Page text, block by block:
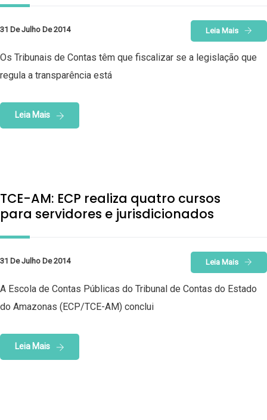
31 De Julho De 2014 Leia Mais
Os Tribunais de Contas têm que fiscalizar se a legislação que
regula a transparência está
Leia Mais
TCE-AM: ECP realiza quatro cursos
para servidores e jurisdicionados
31 De Julho De 2014 Leia Mais
A Escola de Contas Públicas do Tribunal de Contas do Estado
do Amazonas (ECP/TCE-AM) conclui
Leia Mais